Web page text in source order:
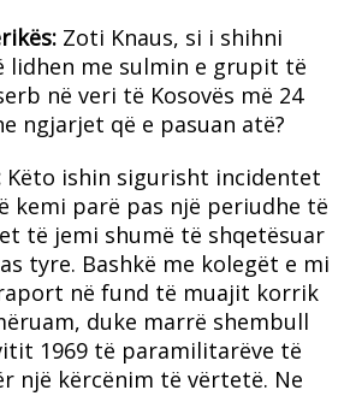
Zoti Knaus, si i shihni
lidhen me sulmin e grupit të
në veri të Kosovës më 24
ngjarjet që e pasuan atë?
Këto ishin sigurisht incidentet
kemi parë pas një periudhe të
të jemi shumë të shqetësuar
tyre. Bashkë me kolegët e mi
në fund të muajit korrik
duke marrë shembull
1969 të paramilitarëve të
një kërcënim të vërtetë. Ne